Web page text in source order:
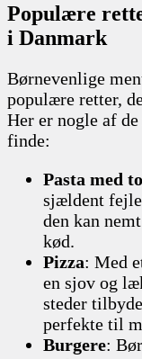
Populære
i Danmark
Børnevenlige
populære retter,
Her er nogle af
finde:
Pasta med
sjældent
den kan
kød.
Pizza: Med
en sjov og
steder
perfekte til
Burgere: